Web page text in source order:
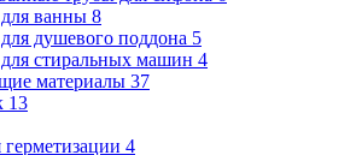
ванны 8
душевого поддона 5
стиральных машин 4
материалы 37
13
4